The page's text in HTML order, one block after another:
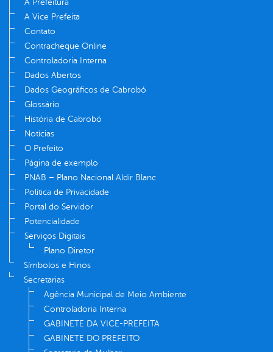
A Prefeitura
A Vice Prefeita
Contato
Contracheque Online
Controladoria Interna
Dados Abertos
Dados Geográficos de Cabrobó
Glossário
História de Cabrobó
Notícias
O Prefeito
Página de exemplo
PNAB – Plano Nacional Aldir Blanc
Política de Privacidade
Portal do Servidor
Potencialidade
Serviços Digitais
Plano Diretor
Símbolos e Hinos
Secretarias
Agência Municipal de Meio Ambiente
Controladoria Interna
GABINETE DA VICE-PREFEITA
GABINETE DO PREFEITO